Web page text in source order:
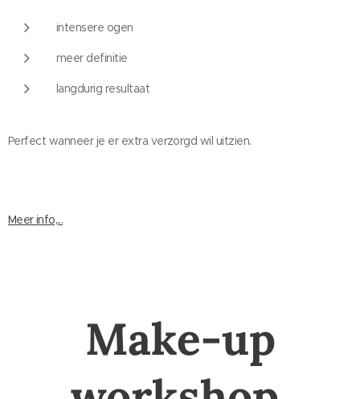
intensere ogen
meer definitie
langdurig resultaat
Perfect wanneer je er extra verzorgd wil uitzien.
Meer info,...
Make-up